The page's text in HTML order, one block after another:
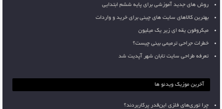
روش های جدید آموزشی برای پایه ششم ابتدایی
بهترین کالاهای سایت های چینی برای خرید و واردات
میکروفون یقه ای زیر یک میلیون
خطرات جراحی ترمیمی بینی چیست؟
تعرفه طراحی سایت تابان شهر آپدیت شد
آخرین موزیک ویدئو ها
چرا توری‌های فلزی این‌قدر پرکاربردند؟